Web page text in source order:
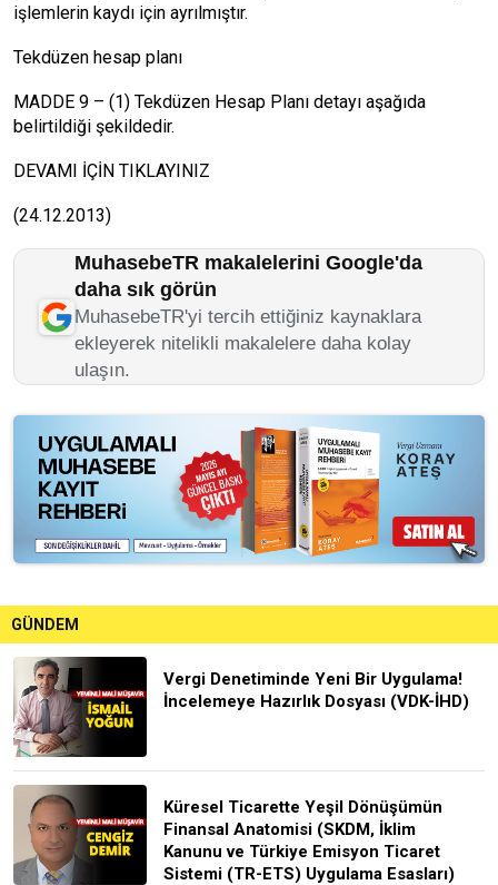
işlemlerin kaydı için ayrılmıştır.
Tekdüzen hesap planı
MADDE 9 – (1) Tekdüzen Hesap Planı detayı aşağıda
belirtildiği şekildedir.
DEVAMI İÇİN TIKLAYINIZ
(24.12.2013)
MuhasebeTR makalelerini Google'da
daha sık görün
MuhasebeTR'yi tercih ettiğiniz kaynaklara
ekleyerek nitelikli makalelere daha kolay
ulaşın.
GÜNDEM
Vergi Denetiminde Yeni Bir Uygulama!
İncelemeye Hazırlık Dosyası (VDK-İHD)
Küresel Ticarette Yeşil Dönüşümün
Finansal Anatomisi (SKDM, İklim
Kanunu ve Türkiye Emisyon Ticaret
Sistemi (TR-ETS) Uygulama Esasları)